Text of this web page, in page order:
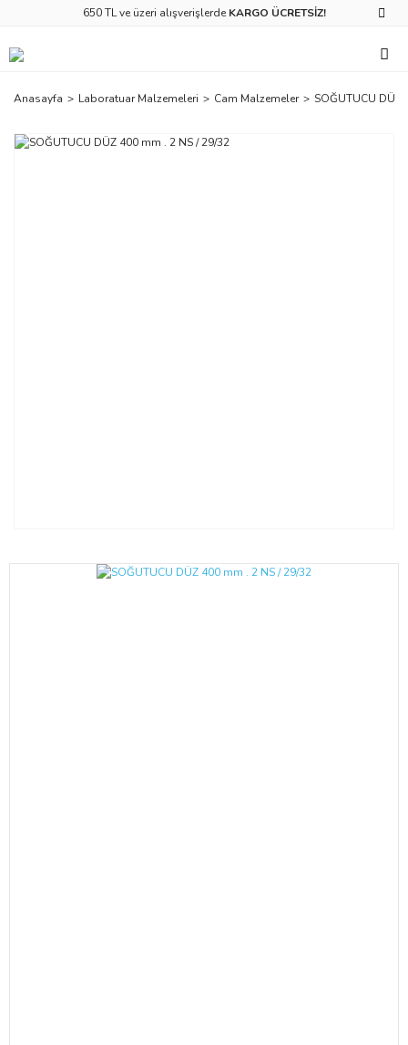
650 TL ve üzeri alışverişlerde KARGO ÜCRETSİZ!
Anasayfa Laboratuar Malzemeleri Cam Malzemeler SOĞUTUCU DÜZ